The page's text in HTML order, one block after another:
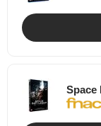
Space